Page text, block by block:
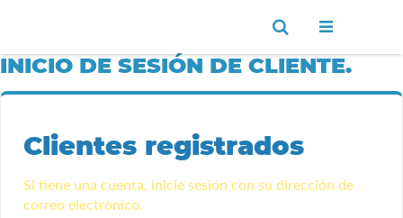
Buscar
INICIO DE SESIÓN DE CLIENTE.
Clientes registrados
Si tiene una cuenta, inicie sesión con su dirección de
correo electrónico.